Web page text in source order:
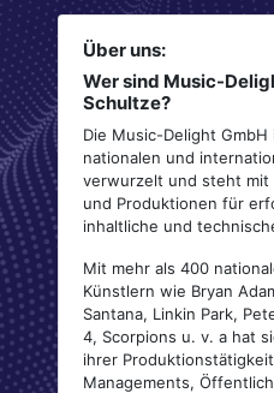
Über uns:
Wer sind Music-
Schultze?
Die Music-Delight GmbH
nationalen und
verwurzelt und steht mit
und Produktionen für
inhaltliche und
Mit mehr als 400
Künstlern wie Bryan
Santana, Linkin Park,
4, Scorpions u. v. a hat
ihrer
Managements,